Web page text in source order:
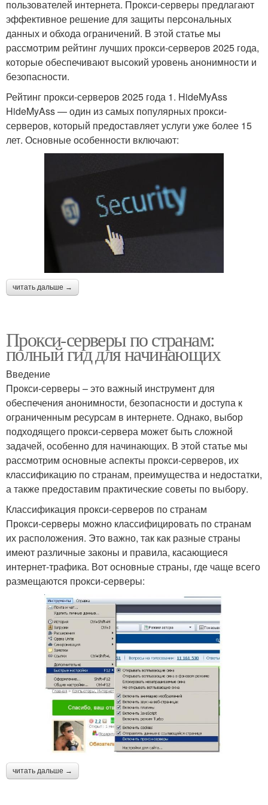
пользователей интернета. Прокси-серверы предлагают
эффективное решение для защиты персональных
данных и обхода ограничений. В этой статье мы
рассмотрим рейтинг лучших прокси-серверов 2025 года,
которые обеспечивают высокий уровень анонимности и
безопасности.
Рейтинг прокси-серверов 2025 года 1. HideMyAss
HideMyAss — один из самых популярных прокси-
серверов, который предоставляет услуги уже более 15
лет. Основные особенности включают:
читать дальше →
Прокси-серверы по странам:
полный гид для начинающих
Введение
Прокси-серверы – это важный инструмент для
обеспечения анонимности, безопасности и доступа к
ограниченным ресурсам в интернете. Однако, выбор
подходящего прокси-сервера может быть сложной
задачей, особенно для начинающих. В этой статье мы
рассмотрим основные аспекты прокси-серверов, их
классификацию по странам, преимущества и недостатки,
а также предоставим практические советы по выбору.
Классификация прокси-серверов по странам
Прокси-серверы можно классифицировать по странам
их расположения. Это важно, так как разные страны
имеют различные законы и правила, касающиеся
интернет-трафика. Вот основные страны, где чаще всего
размещаются прокси-серверы:
читать дальше →